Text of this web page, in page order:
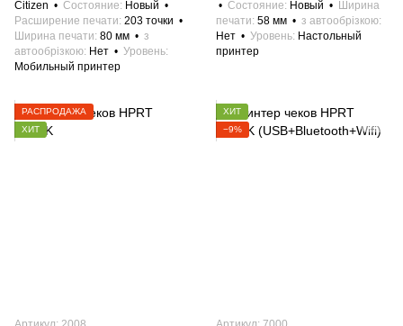
Citizen
Состояние
Новый
Расширение печати 203 точки
Ширина печати 80 мм
з
автообрізкою Нет
Уровень
Мобильный принтер
Состояние
Новый
Ширина
печати 58 мм
з автообрізкою
Нет
Уровень Настольный
принтер
РАСПРОДАЖА
ХИТ
ХИТ
−9%